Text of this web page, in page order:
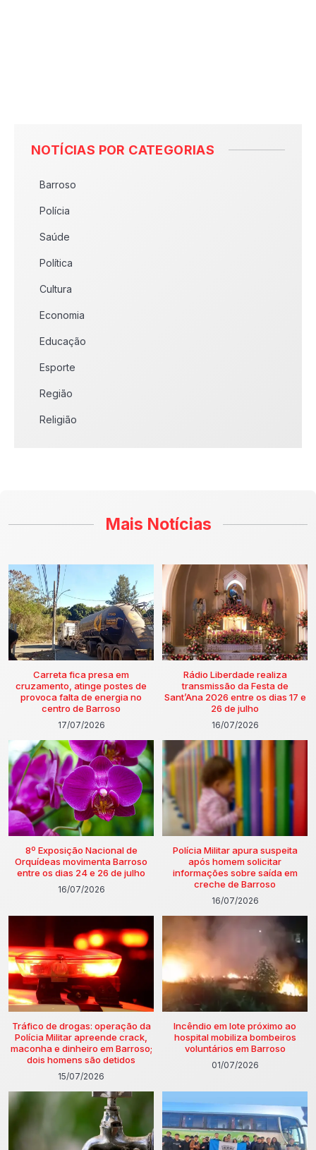
NOTÍCIAS POR CATEGORIAS
Barroso
Polícia
Saúde
Política
Cultura
Economia
Educação
Esporte
Região
Religião
Mais Notícias
Carreta fica presa em
cruzamento, atinge postes de
provoca falta de energia no
centro de Barroso
17/07/2026
Rádio Liberdade realiza
transmissão da Festa de
Sant’Ana 2026 entre os dias 17 e
26 de julho
16/07/2026
8º Exposição Nacional de
Orquídeas movimenta Barroso
entre os dias 24 e 26 de julho
16/07/2026
Polícia Militar apura suspeita
após homem solicitar
informações sobre saída em
creche de Barroso
16/07/2026
Tráfico de drogas: operação da
Polícia Militar apreende crack,
maconha e dinheiro em Barroso;
dois homens são detidos
15/07/2026
Incêndio em lote próximo ao
hospital mobiliza bombeiros
voluntários em Barroso
01/07/2026